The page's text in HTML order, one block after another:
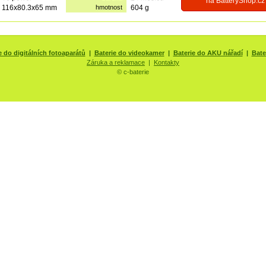
116x80.3x65 mm hmotnost 604 g
do digitálních fotoaparátů | Baterie do videokamer| Baterie do AKU nářadí|
Záruka a reklamace | Kontakty
© c-baterie